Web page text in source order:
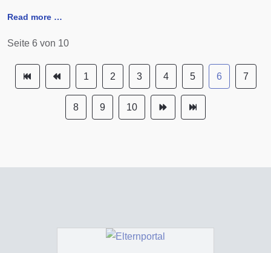
Read more …
Seite 6 von 10
1 2 3 4 5 6 7
8 9 10